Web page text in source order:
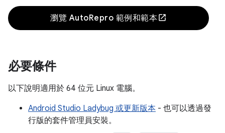
瀏覽 AutoRepro 範例和範本open_in_new
必要條件
以下說明適用於 64 位元 Linux 電腦。
Android Studio Ladybug 或更新版本 - 也可以透過發
行版的套件管理員安裝。